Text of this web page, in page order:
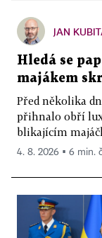
JAN
Hledá se
majákem
Před několika
přihnalo obří
blikajícím
4. 8. 2026 ▪ 6 min.